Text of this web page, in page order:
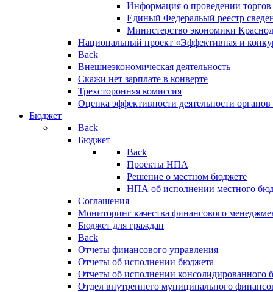
Информация о проведении
Единый Федеральый реестр
Министерство экономики
Национальный проект «Эффективная и
Back
Внешнеэкономическая деятельность
Скажи нет зарплате в конверте
Трехсторонняя комиссия
Оценка эффективности деятельности
Бюджет
Back
Бюджет
Back
Проекты НПА
Решение о местном бюджете
НПА об исполнении местного
Соглашения
Мониторинг качества финансового
Бюджет для граждан
Back
Отчеты финансового управления
Отчеты об исполнении бюджета
Отчеты об исполнении консолидированного
Отдел внутреннего муниципального